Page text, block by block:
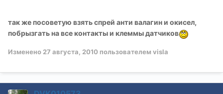
так же посоветую взять спрей анти валагин и окисел,
побрызгать на все контакты и клеммы датчиков
Изменено 27 августа, 2010 пользователем visla